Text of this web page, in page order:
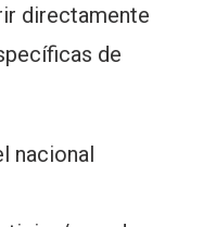
directamente
de
nacional